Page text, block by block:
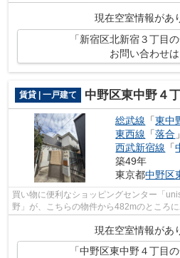
駅より徒歩9分に立地しています☆総武線東
現在空室情報があ
「新宿区北新宿３丁目
お問い合わせ
賃貸 | 一戸建て 中野区東中野４
総武線 「東中
東西線 「落合
西武新宿線 「
築49年
東京都中野区
買い物に便利なショッピングセンター「
野」が、こちらの物件から482mのところ
に落合郵便局があります。コチラの戸建て...
現在空室情報があ
「中野区東中野４丁目